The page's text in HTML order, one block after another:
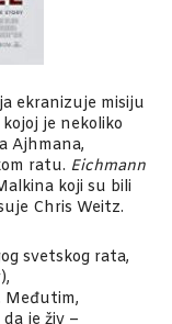
ekranizuje misiju
je nekoliko
Ajhmana,
ratu. Eichmann
koji su bili
Chris Weitz.
svetskog rata,
Međutim,
je živ –